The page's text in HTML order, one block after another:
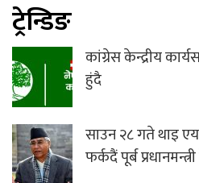
ट्रेन्डिङ
कांग्रेस केन्द्रीय
हुंदै
साउन २८ गते थाइ
फर्कदैं पूर्ब